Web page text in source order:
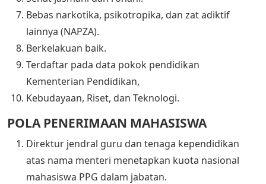
Bebas narkotika, psikotropika, dan zat adiktif
lainnya (NAPZA).
Berkelakuan baik.
Terdaftar pada data pokok pendidikan
Kementerian Pendidikan,
Kebudayaan, Riset, dan Teknologi.
POLA PENERIMAAN MAHASISWA
Direktur jendral guru dan tenaga kependidikan
atas nama menteri menetapkan kuota nasional
mahasiswa PPG dalam jabatan.